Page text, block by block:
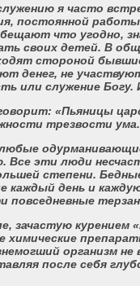
я часто
постоянной
что угодно,
своих детей. В
стороной
денег, не
или служение
«Пьяницы
трезвости ума.
Все эти люди
степени.
каждый день и
повседневные
зачастую
организм
после себя